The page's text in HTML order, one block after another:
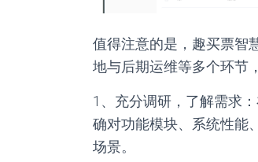
值得注意的是，趣买票智
地与后期运维等多个环节
1、充分调研，了解需求
确对功能模块、系统性能
场景。